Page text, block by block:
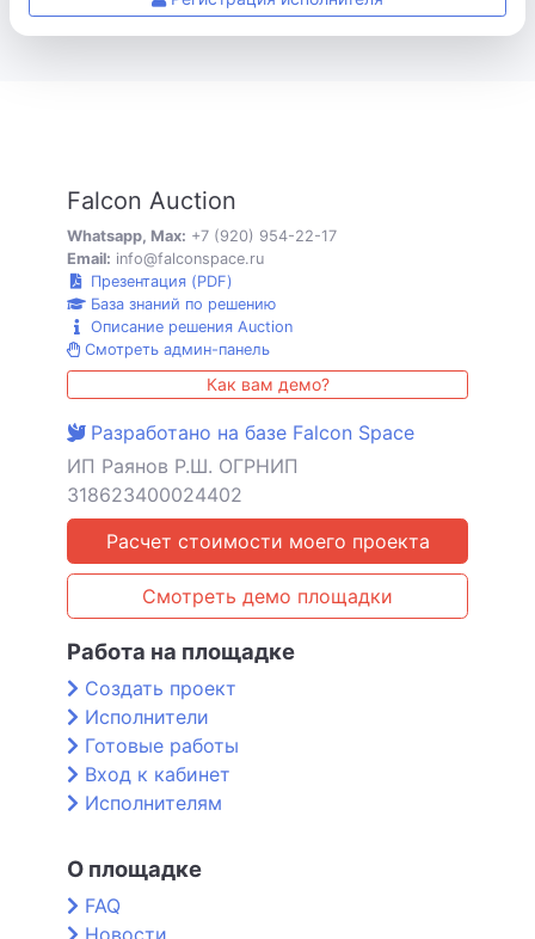
Falcon Auction
Whatsapp, Max: +7 (920) 954-22-17
Email: info@falconspace.ru
Презентация (PDF)
База знаний по решению
Описание решения Auction
Смотреть админ-панель
Как вам демо?
Разработано на базе Falcon Space
ИП Раянов Р.Ш. ОГРНИП
318623400024402
Расчет стоимости моего проекта
Смотреть демо площадки
Работа на площадке
Создать проект
Исполнители
Готовые работы
Вход к кабинет
Исполнителям
О площадке
FAQ
Новости